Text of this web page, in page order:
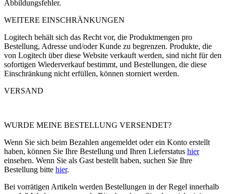
Abbildungsfehler.
WEITERE EINSCHRÄNKUNGEN
Logitech behält sich das Recht vor, die Produktmengen pro
Bestellung, Adresse und/oder Kunde zu begrenzen. Produkte, die
von Logitech über diese Website verkauft werden, sind nicht für den
sofortigen Wiederverkauf bestimmt, und Bestellungen, die diese
Einschränkung nicht erfüllen, können storniert werden.
VERSAND
WURDE MEINE BESTELLUNG VERSENDET?
Wenn Sie sich beim Bezahlen angemeldet oder ein Konto erstellt
haben, können Sie Ihre Bestellung und Ihren Lieferstatus hier
einsehen. Wenn Sie als Gast bestellt haben, suchen Sie Ihre
Bestellung bitte hier.
Bei vorrätigen Artikeln werden Bestellungen in der Regel innerhalb